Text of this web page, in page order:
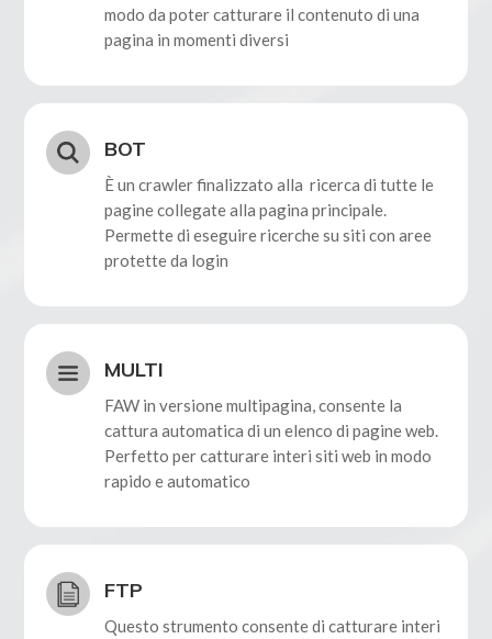
modo da poter catturare il contenuto di una
pagina in momenti diversi
BOT
È un crawler finalizzato alla ricerca di tutte le
pagine collegate alla pagina principale.
Permette di eseguire ricerche su siti con aree
protette da login
MULTI
FAW in versione multipagina, consente la
cattura automatica di un elenco di pagine web.
Perfetto per catturare interi siti web in modo
rapido e automatico
FTP
Questo strumento consente di catturare interi